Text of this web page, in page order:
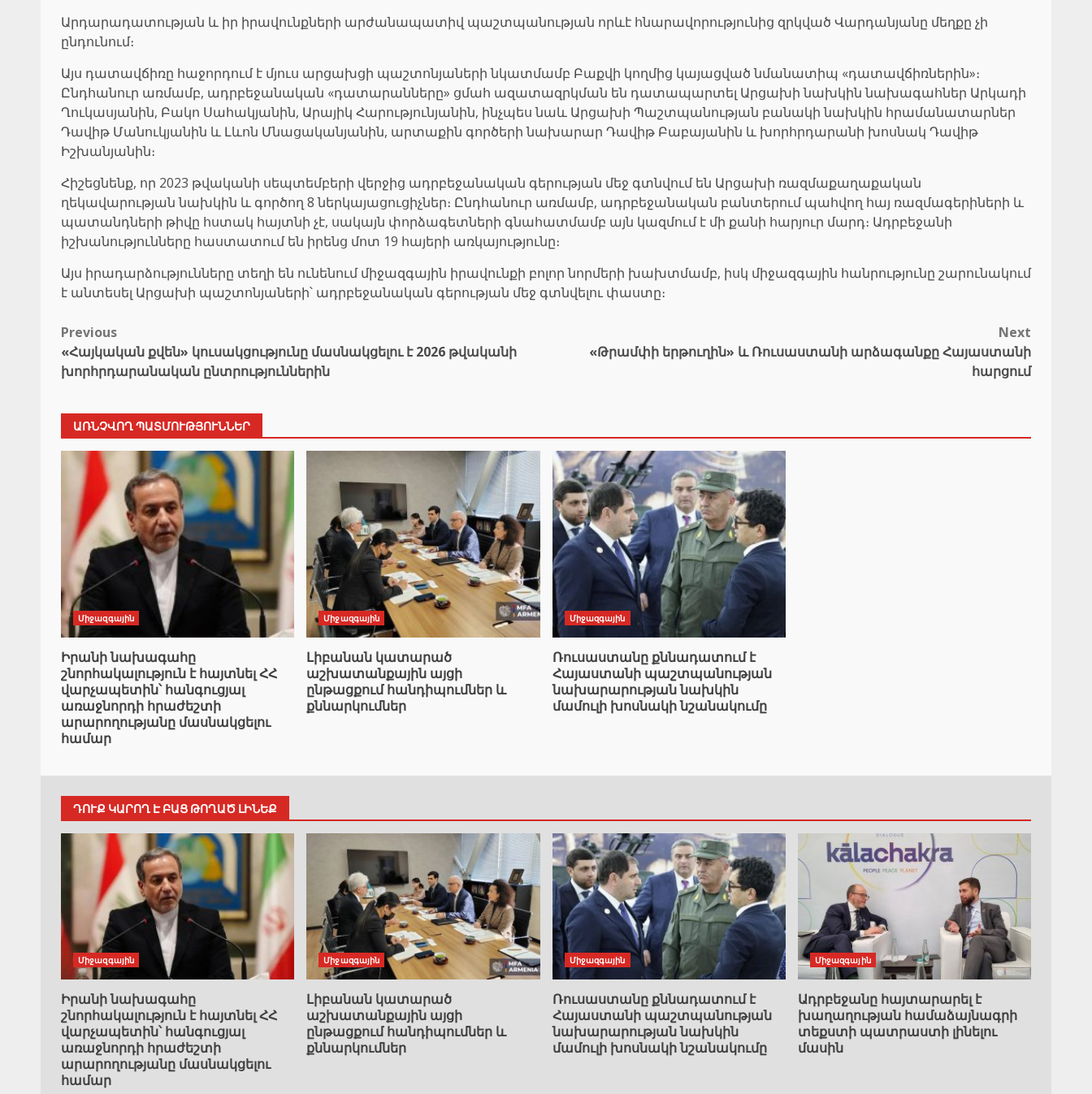
Արդարադատության և իր իրավունքների արժանապատիվ պաշտպանության որևէ հնարավորությունից զրկված Վարդանյանը մեղքը չի
ընդունում։
Այս դատավճիռը հաջորդում է մյուս արցախցի պաշտոնյաների նկատմամբ Բաքվի կողմից կայացված նմանատիպ «դատավճիռներին»։
Ընդհանուր առմամբ, ադրբեջանական «դատարանները» ցմահ ազատազրկման են դատապարտել Արցախի նախկին նախագահներ Արկադի
Ղուկասյանին, Բակո Սահակյանին, Արայիկ Հարությունյանին, ինչպես նաև Արցախի Պաշտպանության բանակի նախկին հրամանատարներ
Դավիթ Մանուկյանին և Լևոն Մնացականյանին, արտաքին գործերի նախարար Դավիթ Բաբայանին և խորհրդարանի խոսնակ Դավիթ
Իշխանյանին։
Հիշեցնենք, որ 2023 թվականի սեպտեմբերի վերջից ադրբեջանական գերության մեջ գտնվում են Արցախի ռազմաքաղաքական
ղեկավարության նախկին և գործող 8 ներկայացուցիչներ։ Ընդհանուր առմամբ, ադրբեջանական բանտերում պահվող հայ ռազմագերիների և
պատանդների թիվը հստակ հայտնի չէ, սակայն փորձագետների գնահատմամբ այն կազմում է մի քանի հարյուր մարդ։ Ադրբեջանի
իշխանությունները հաստատում են իրենց մոտ 19 հայերի առկայությունը։
Այս իրադարձությունները տեղի են ունենում միջազգային իրավունքի բոլոր նորմերի խախտմամբ, իսկ միջազգային հանրությունը շարունակում
է անտեսել Արցախի պաշտոնյաների՝ ադրբեջանական գերության մեջ գտնվելու փաստը։
Post
navigation
Previous
«Հայկական քվեն» կուսակցությունը մասնակցելու է 2026 թվականի
խորհրդարանական ընտրություններին
Next
«Թրամփի երթուղին» և Ռուսաստանի արձագանքը Հայաստանի
հարցում
ԱՌՆՉՎՈՂ ՊԱՏՄՈՒԹՅՈՒՆՆԵՐ
Միջազգային
Իրանի նախագահը
շնորհակալություն է հայտնել ՀՀ
վարչապետին՝ հանգուցյալ
առաջնորդի հրաժեշտի
արարողությանը մասնակցելու
համար
Միջազգային
Լիբանան կատարած
աշխատանքային այցի
ընթացքում հանդիպումներ և
քննարկումներ
Միջազգային
Ռուսաստանը քննադատում է
Հայաստանի պաշտպանության
նախարարության նախկին
մամուլի խոսնակի նշանակումը
ԴՈՒՔ ԿԱՐՈՂ Է ԲԱՑ ԹՈՂԱԾ ԼԻՆԵՔ
Միջազգային
Իրանի նախագահը
շնորհակալություն է հայտնել ՀՀ
վարչապետին՝ հանգուցյալ
առաջնորդի հրաժեշտի
արարողությանը մասնակցելու
համար
Միջազգային
Լիբանան կատարած
աշխատանքային այցի
ընթացքում հանդիպումներ և
քննարկումներ
Միջազգային
Ռուսաստանը քննադատում է
Հայաստանի պաշտպանության
նախարարության նախկին
մամուլի խոսնակի նշանակումը
Միջազգային
Ադրբեջանը հայտարարել է
խաղաղության համաձայնագրի
տեքստի պատրաստի լինելու
մասին